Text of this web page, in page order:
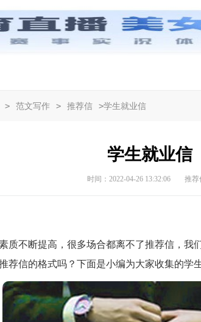
> 范文写作 > 推荐信 >学生就业信
学生就业信
时间：2022-04-26 13:32:06 推荐
不断提高，很多场合都离不了推荐信，我
荐信的格式吗？下面是小编为大家收集的学